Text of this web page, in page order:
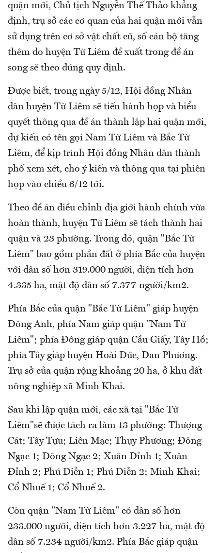
quận mới, Chủ tịch Nguyễn Thế Thảo khẳng
định, trụ sở các cơ quan của hai quận mới vẫn
sử dụng trên cơ sở vật chất cũ, số cán bộ tăng
thêm do huyện Từ Liêm đề xuất trong đề án
song sẽ theo đúng quy định.
Được biết, trong ngày 5/12, Hội đồng Nhân
dân huyện Từ Liêm sẽ tiến hành họp và biểu
quyết thông qua đề án thành lập hai quận mới,
dự kiến có tên gọi Nam Từ Liêm và Bắc Từ
Liêm, để kịp trình Hội đồng Nhân dân thành
phố xem xét, cho ý kiến và thông qua tại phiên
họp vào chiều 6/12 tới.
Theo đề án điều chỉnh địa giới hành chính vừa
hoàn thành, huyện Từ Liêm sẽ tách thành hai
quận và 23 phường. Trong đó, quận "Bắc Từ
Liêm" bao gồm phần đất ở phía Bắc của huyện
với dân số hơn 319.000 người, diện tích hơn
4.335 ha, mật độ dân số 7.377 người/km2.
Phía Bắc của quận "Bắc Từ Liêm" giáp huyện
Đông Anh, phía Nam giáp quận "Nam Từ
Liêm"; phía Đông giáp quận Cầu Giấy, Tây Hồ;
phía Tây giáp huyện Hoài Đức, Đan Phương.
Trụ sở của quận rộng khoảng 20 ha, ở khu đất
nông nghiệp xã Minh Khai.
Sau khi lập quận mới, các xã tại "Bắc Từ
Liêm"sẽ được tách ra làm 13 phường: Thượng
Cát; Tây Tựu; Liên Mạc; Thụy Phương; Đông
Ngạc 1; Đông Ngạc 2; Xuân Đỉnh 1; Xuân
Đỉnh 2; Phú Diễn 1; Phú Diễn 2; Minh Khai;
Cổ Nhuế 1; Cổ Nhuế 2.
Còn quận "Nam Từ Liêm" có dân số hơn
233.000 người, diện tích hơn 3.227 ha, mật độ
dân số 7.234 người/km2. Phía Bắc giáp quận